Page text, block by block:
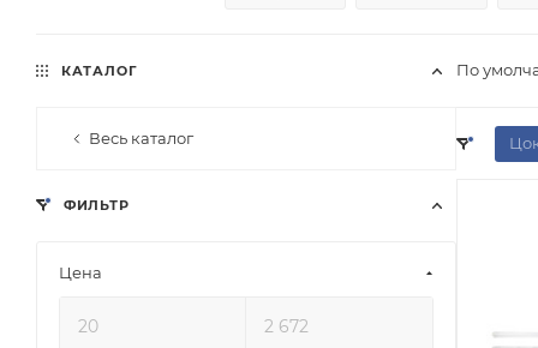
По
КАТАЛОГ
Весь каталог
ФИЛЬТР
Цена